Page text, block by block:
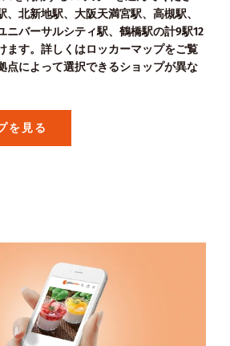
、北新地駅、大阪天満宮駅、高槻駅、
ニバーサルシティ駅、鶴橋駅の計9駅12
ます。詳しくはロッカーマップをご覧
点によって選択できるショップが異な
を見る